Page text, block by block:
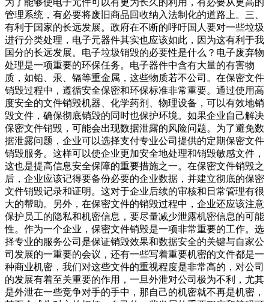
为了能够使电子元件可以有更为长久的利用，有必要从更高的
管理系统，有必要将废旧商品回收纳入法制化的道路上。三、
有利于国家的长远发展。政府在不断的呼吁国人要对一些垃圾
进行分类处理，电子元器件其实也应该如此，因为这有利于我
国分的长远发展。电子垃圾销毁的必要性是什么？电子废弃物
处理是一项重要的环保任务。电子器件中含有大量的有害物
质，如铅、汞、镉等重金属，这些物质若不公司。在保密文件
销毁过程中，遵循安全保密和环保标准非常重要。通过使用高
度安全的文件销毁机器、化学药剂、物理设备，可以有效地销
毁文件，确保彻底销毁的同时也保护环境。如果企业自己解决
保密文件销毁，可能会出现数据泄露的风险问题。为了避免数
据泄露问题，企业可以选择支付专业公司提供的定期保密文件
销毁服务。这样可以使企业更加安全地处理和销毁敏感文件，
这也是提高信息安全保障的重要措施之一。在保密文件销毁之
后，企业应该记得要备份必要的企业数据，并建立彻底的保密
文件销毁记录和证明。这对于企业后续的审核和日常管理有很
大的帮助。另外，在保密文件的销毁过程中，企业还应该注意
保护员工的隐私和机密信息，要尽量减少泄露机密信息的可能
性。作为一个企业，保密文件销毁是一项非常重要的工作。选
择专业的服务公司是保证销毁效果和数据安全的关键与自家公
司发展的一重要的会议，还有一些写着重要机密的文件都是一
种商业机密，我们对这些文件的重视程度是非常高的，对公司
的发展有着至关重要的作用，一旦外泄对公司极为不利，尤其
是外泄在一些竞争对手的手中，那自己的机密就不再是机密，